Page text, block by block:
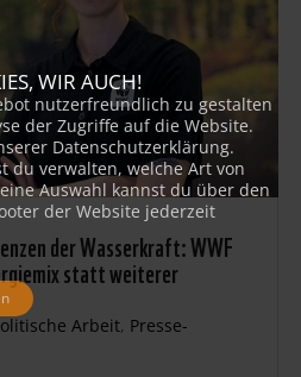
der Wasserkraft: WWF
statt weiterer
Arbeit, Presse-
WIR AUCH!
nutzerfreundlich zu gestalten
der Zugriffe auf die Website.
Datenschutzerklärung.
du verwalten, welche Art von
Auswahl kannst du über den
der Website jederzeit